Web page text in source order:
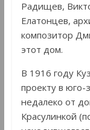
Радищев,
Елатонцев,
композитор
этот дом.
В 1916 году
проекту в юго-
недалеко от
Красулинкой